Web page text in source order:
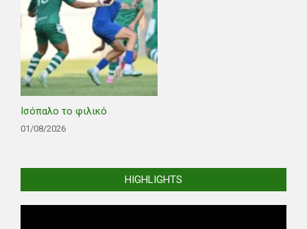
Ισόπαλο το φιλικό
01/08/2026
HIGHLIGHTS